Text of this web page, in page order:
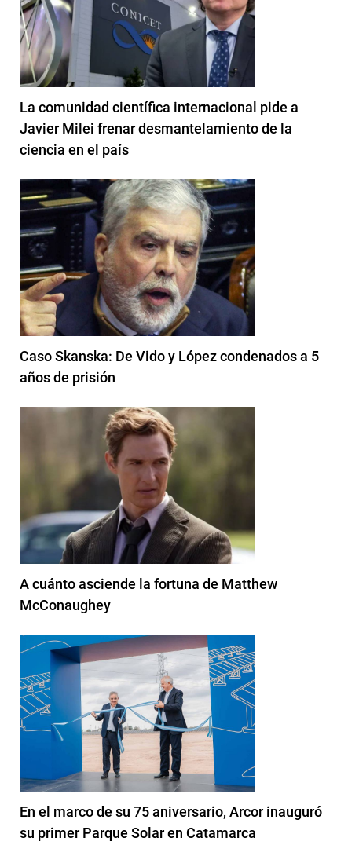
La comunidad científica internacional pide a
Javier Milei frenar desmantelamiento de la
ciencia en el país
Caso Skanska: De Vido y López condenados a 5
años de prisión
A cuánto asciende la fortuna de Matthew
McConaughey
En el marco de su 75 aniversario, Arcor inauguró
su primer Parque Solar en Catamarca